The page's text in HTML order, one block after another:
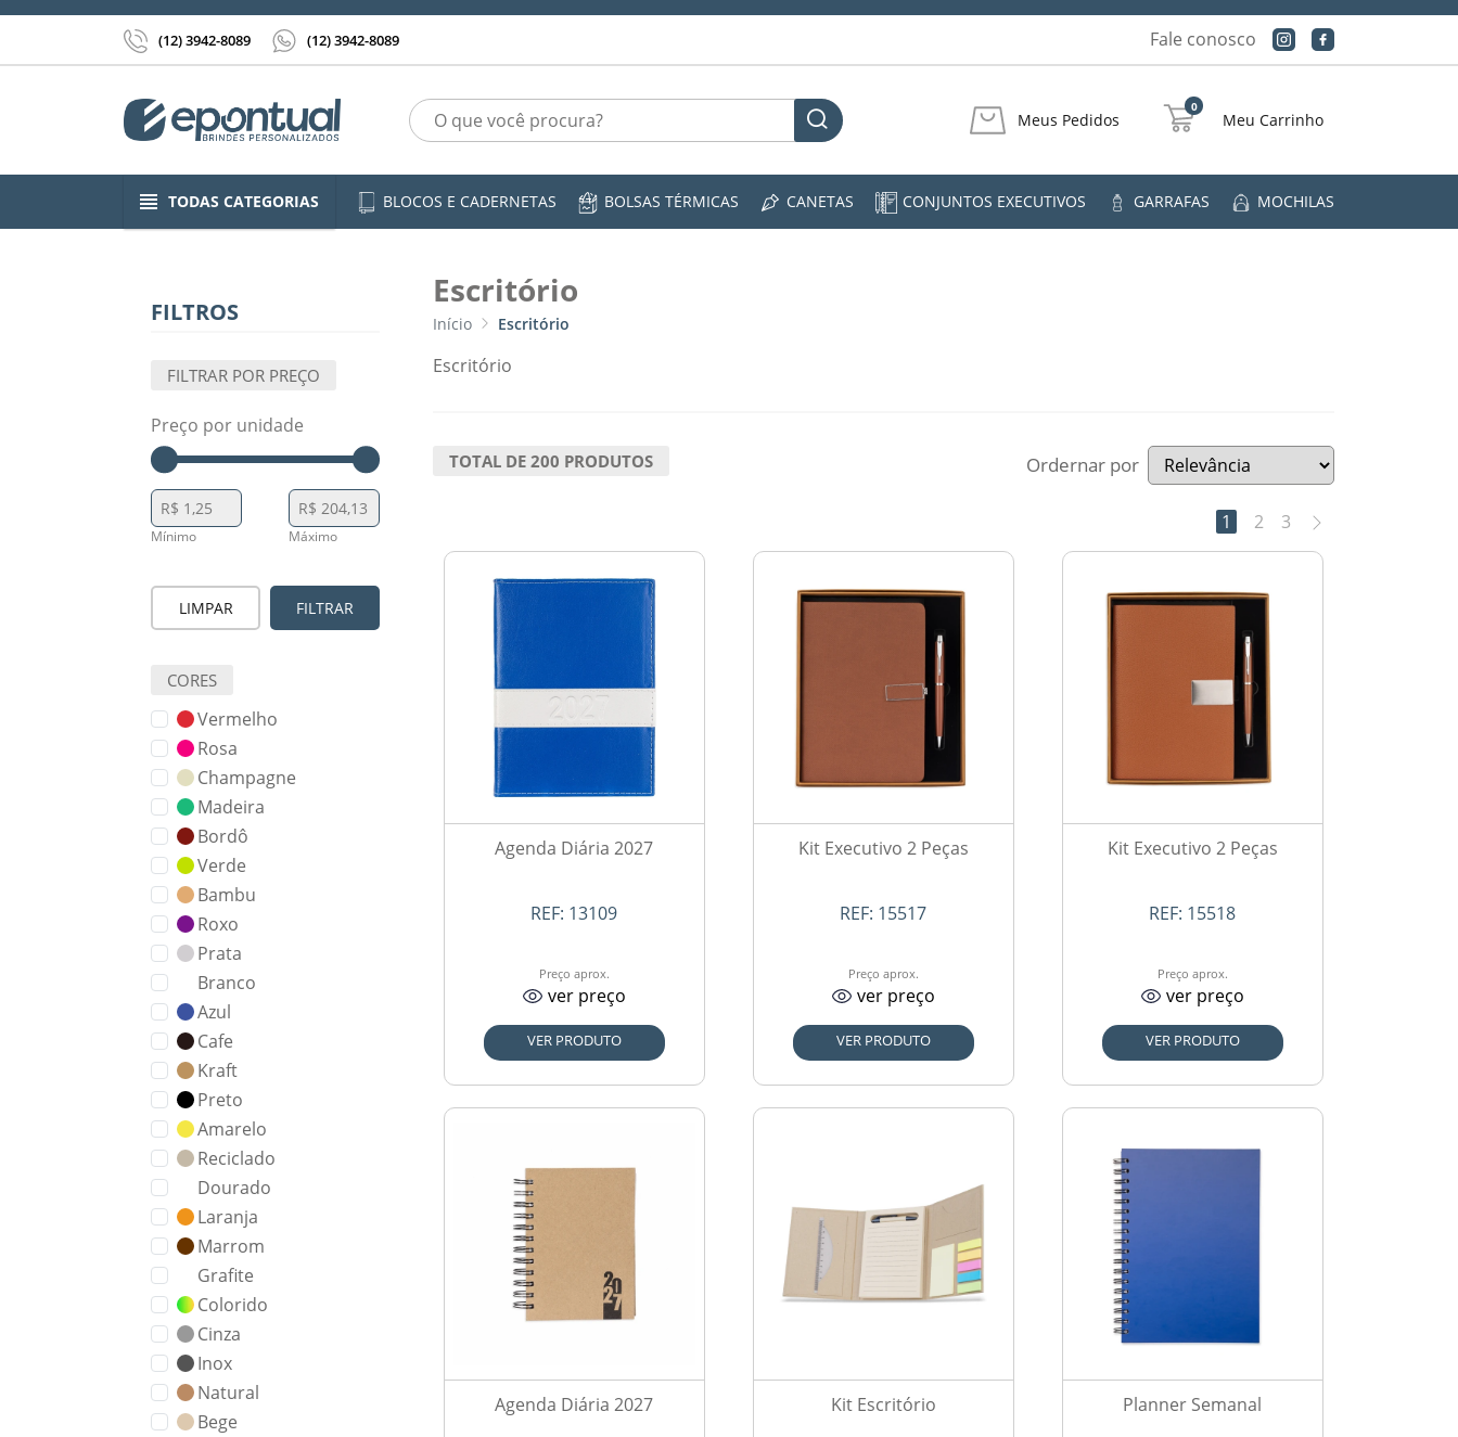
(12) 3942-8089 (12) 3942-8089 Fale conosco
Meus Pedidos
0
Meu Carrinho
TODAS CATEGORIAS BLOCOS E CADERNETAS BOLSAS TÉRMICAS CANETAS CONJUNTOS EXECUTIVOS GARRAFAS MOCHILAS
FILTROS
FILTRAR POR PREÇO
Preço por unidade
Mínimo Máximo
LIMPAR FILTRAR
CORES
Vermelho
Rosa
Champagne
Madeira
Bordô
Verde
Bambu
Roxo
Prata
Branco
Azul
Cafe
Kraft
Preto
Amarelo
Reciclado
Dourado
Laranja
Marrom
Grafite
Colorido
Cinza
Inox
Natural
Bege
Escritório
Início Escritório
Escritório
TOTAL DE 200 PRODUTOS Ordernar por
1 2 3
Agenda Diária 2027
REF: 13109
Preço aprox.
ver preço
VER PRODUTO
Kit Executivo 2 Peças
REF: 15517
Preço aprox.
ver preço
VER PRODUTO
Kit Executivo 2 Peças
REF: 15518
Preço aprox.
ver preço
VER PRODUTO
Agenda Diária 2027 Kit Escritório Planner Semanal